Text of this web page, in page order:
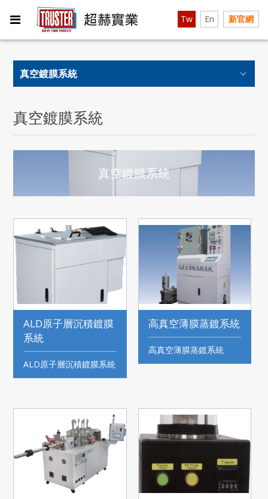
Tw En 新官網
真空鍍膜系統
真空鍍膜系統
真空鍍膜系統
ALD原子層沉積鍍膜
系統
ALD原子層沉積鍍膜系統
高真空薄膜蒸鍍系統
高真空薄膜蒸鍍系統